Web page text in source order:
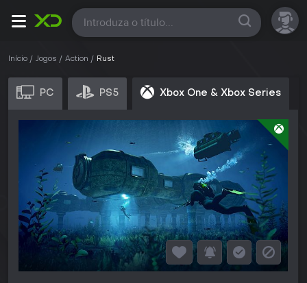
Todas
Início Jogos Action Rust
PC PS5 Xbox One & Xbox Series